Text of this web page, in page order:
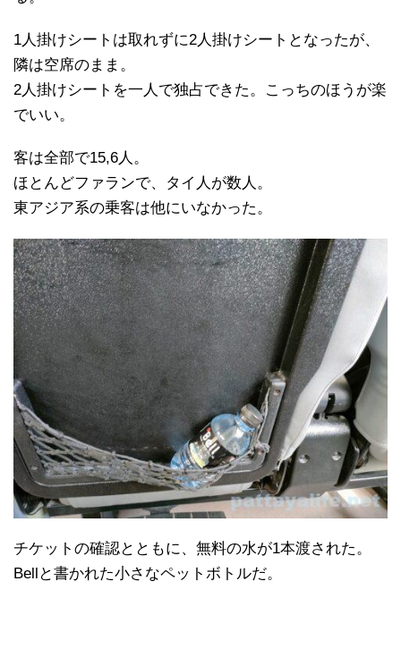
1人掛けシートは取れずに2人掛けシートとなったが、
隣は空席のまま。
2人掛けシートを一人で独占できた。こっちのほうが楽
でいい。
客は全部で15,6人。
ほとんどファランで、タイ人が数人。
東アジア系の乗客は他にいなかった。
チケットの確認とともに、無料の水が1本渡された。
Bellと書かれた小さなペットボトルだ。